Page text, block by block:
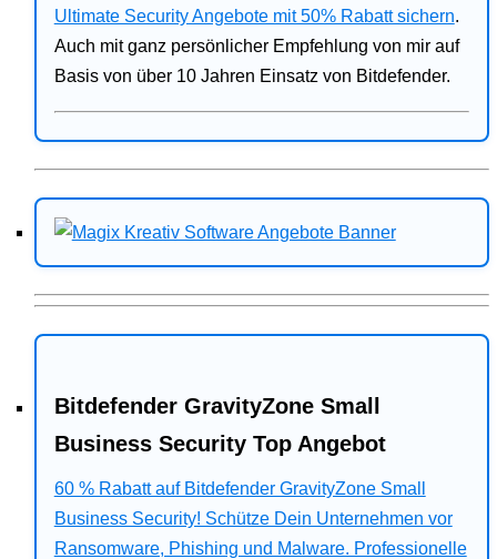
Ultimate Security Angebote mit 50% Rabatt sichern.
Auch mit ganz persönlicher Empfehlung von mir auf
Basis von über 10 Jahren Einsatz von Bitdefender.
Bitdefender GravityZone Small
Business Security Top Angebot
60 % Rabatt auf Bitdefender GravityZone Small
Business Security! Schütze Dein Unternehmen vor
Ransomware, Phishing und Malware. Professionelle